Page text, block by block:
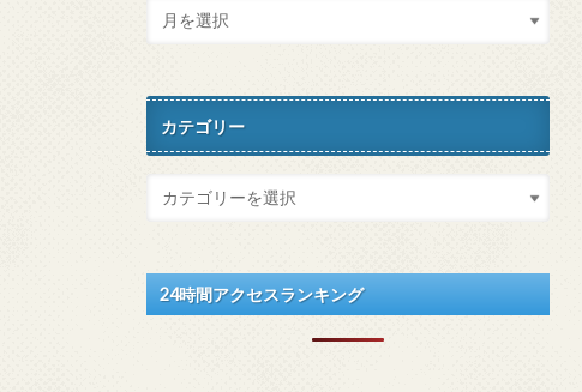
カテゴリー
24時間アクセスランキング